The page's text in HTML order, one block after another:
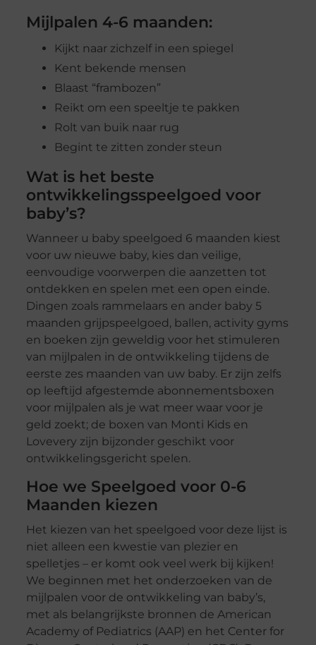
Mijlpalen 4-6 maanden:
Kijkt naar zichzelf in een spiegel
Kent bekende mensen
Blaast “frambozen”
Reikt om een speeltje te pakken
Rolt van buik naar rug
Begint te zitten zonder steun
Wat is het beste
ontwikkelingsspeelgoed voor
baby’s?
Wanneer u baby speelgoed 6 maanden kiest
voor uw nieuwe baby, kies dan veilige,
eenvoudige voorwerpen die aanzetten tot
ontdekken en spelen met een open einde.
Dingen zoals rammelaars en ander baby 5
maanden grijpspeelgoed, ballen, activity gyms
en boeken zijn geweldig voor het stimuleren
van mijlpalen in de ontwikkeling tijdens de
eerste zes maanden van uw baby. Er zijn zelfs
op leeftijd afgestemde abonnementsboxen
voor mijlpalen als je wat meer waar voor je
geld zoekt; de boxen van Monti Kids en
Lovevery zijn bijzonder geschikt voor
ontwikkelingsgericht spelen.
Hoe we Speelgoed voor 0-6
Maanden kiezen
Het kiezen van het speelgoed voor deze lijst is
niet alleen een kwestie van plezier en
spelletjes – er komt ook veel werk bij kijken!
We beginnen met het onderzoeken van de
mijlpalen voor de ontwikkeling van baby’s,
met als belangrijkste bronnen de American
Academy of Pediatrics (AAP) en het Center for